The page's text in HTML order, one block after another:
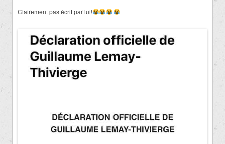
Clairement pas écrit par lui!